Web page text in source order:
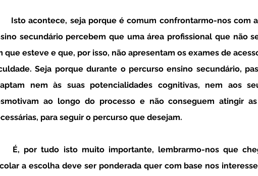
secundário percebem que uma área profissional que não
que esteve e que, por isso, não apresentam os exames de
Seja porque durante o percurso ensino secundário,
nem às suas potencialidades cognitivas, nem aos
ao longo do processo e não conseguem atingir
para seguir o percurso que desejam.
a escolha deve ser ponderada quer com base nos